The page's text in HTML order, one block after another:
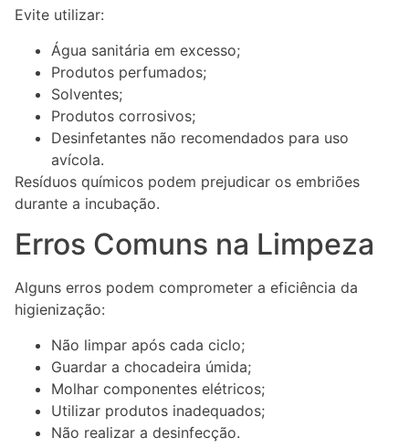
Evite utilizar:
Água sanitária em excesso;
Produtos perfumados;
Solventes;
Produtos corrosivos;
Desinfetantes não recomendados para uso
avícola.
Resíduos químicos podem prejudicar os embriões
durante a incubação.
Erros Comuns na Limpeza
Alguns erros podem comprometer a eficiência da
higienização:
Não limpar após cada ciclo;
Guardar a chocadeira úmida;
Molhar componentes elétricos;
Utilizar produtos inadequados;
Não realizar a desinfecção.